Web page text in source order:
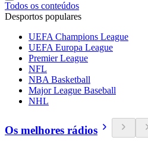
Todos os conteúdos
Desportos populares
UEFA Champions League
UEFA Europa League
Premier League
NFL
NBA Basketball
Major League Baseball
NHL
Os melhores rádios